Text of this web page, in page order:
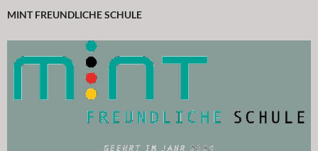
MINT FREUNDLICHE SCHULE